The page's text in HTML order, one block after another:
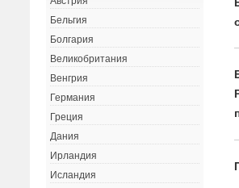
Бельгия
Болгария
Великобритания
Венгрия
Германия
Греция
Дания
Ирландия
Исландия